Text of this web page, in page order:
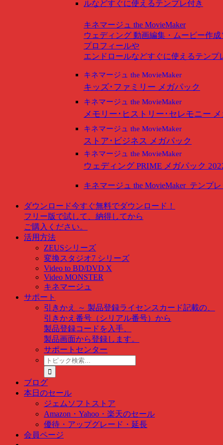
キネマージュ the MovieMaker
ウェディング 動画編集・ムービー作成
プロフィールや
エンドロールなどすぐに使えるテンプ
キネマージュ the MovieMaker
キッズ･ファミリー メガパック
キネマージュ the MovieMaker
メモリー･ヒストリー･セレモニー
キネマージュ the MovieMaker
ストア･ビジネス メガパック
キネマージュ the MovieMaker
ウェディング PRIME メガパック
キネマージュ the MovieMakerテンプ
ダウンロード今すぐ無料でダウンロード！
フリー版で試して、納得してから
ご購入ください。
活用方法
ZEUSシリーズ
変換スタジオ7 シリーズ
Video to BD/DVD X
Video MONSTER
キネマージュ
サポート
引きかえ ～ 製品登録ライセンスカード記載の、
引きかえ番号（シリアル番号）から
製品登録コードを入手、
製品画面から登録します。
サポートセンター
ト
ピ
ッ
ク
検
索
…
ブログ
本日のセール
ジェムソフトストア
Amazon・Yahoo・楽天のセール
優待・アップグレード・延長
会員ページ